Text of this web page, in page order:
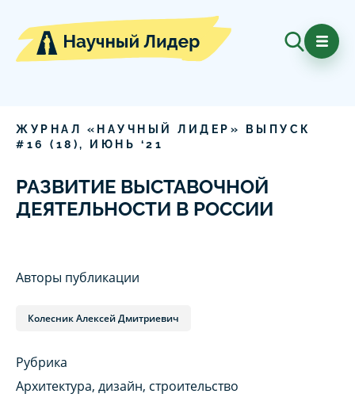
ЖУРНАЛ «НАУЧНЫЙ ЛИДЕР» ВЫПУСК
# 16 ( 18 ), ИЮНЬ ‘21
РАЗВИТИЕ ВЫСТАВОЧНОЙ
ДЕЯТЕЛЬНОСТИ В РОССИИ
Авторы публикации
Колесник Алексей Дмитриевич
Рубрика
Архитектура, дизайн, строительство